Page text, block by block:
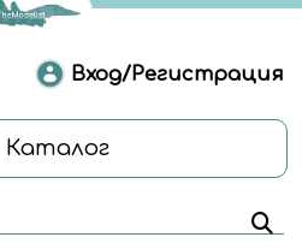
Вход/Регистрация
Каталог